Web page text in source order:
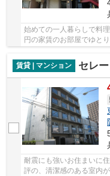
始めての一人暮らしで料
円の家賃のお部屋でゆと
賃貸 | マンション
セレ
耐震にも強いお住まいに
評の、清潔感のある室内